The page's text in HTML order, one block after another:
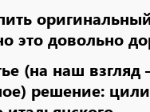
это довольно
(на наш
решение: